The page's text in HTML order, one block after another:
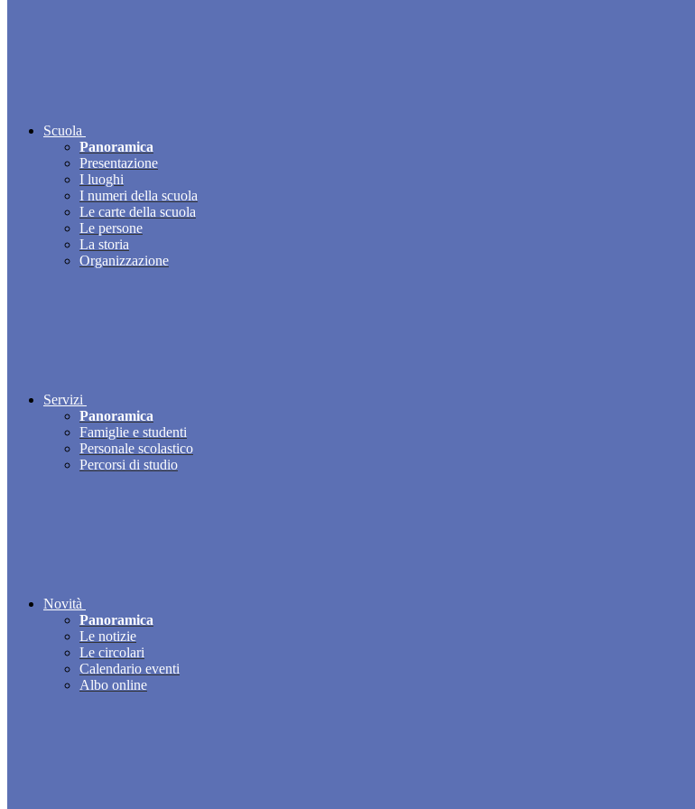
Scuola
Panoramica
Presentazione
I luoghi
I numeri della scuola
Le carte della scuola
Le persone
La storia
Organizzazione
Servizi
Panoramica
Famiglie e studenti
Personale scolastico
Percorsi di studio
Novità
Panoramica
Le notizie
Le circolari
Calendario eventi
Albo online